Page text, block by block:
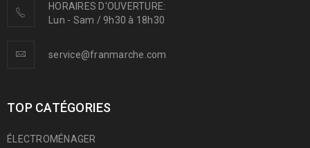
HORAIRES D'OUVERTURE:
Lun - Sam / 9h30 à 18h30
service@franmarche.com
TOP CATÉGORIES
ÉLECTROMÉNAGER